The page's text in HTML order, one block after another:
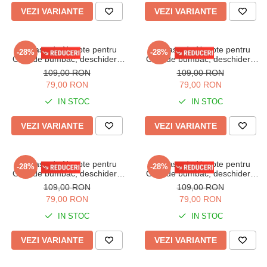
VEZI VARIANTE VEZI VARIANTE
-28%
Camasa de Noapte pentru
Gravide bumbac, deschidere
pentru Alaptare roz 3293
109,00 RON
79,00 RON
IN STOC
VEZI VARIANTE
-28%
Camasa de Noapte pentru
Gravide bumbac, deschidere
pentru Alaptare bleu 3293
109,00 RON
79,00 RON
IN STOC
VEZI VARIANTE
-28%
Camasa de Noapte pentru
Gravide bumbac, deschidere
pentru Alaptare alb/bleu 3334
109,00 RON
79,00 RON
IN STOC
VEZI VARIANTE
-28%
Camasa de Noapte pentru
Gravide bumbac, deschidere
pentru Alaptare alb/mov 3334
109,00 RON
79,00 RON
IN STOC
VEZI VARIANTE